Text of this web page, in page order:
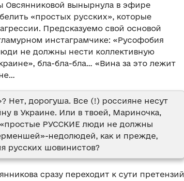
Овсянниковой вынырнула в эфире
«простых русских», которые
Предсказуемо свой основой
инстаграмчике: «Русофобия
не должны нести коллективную
бла-бла-бла… «Вина за это лежит
Нет, дорогуша. Все (!) россияне несут
в Украине. Или в твоей, Мариночка,
РУССКИЕ люди не должны
недолюдей, как и прежде,
русских шовинистов?
сразу переходит к сути претензий